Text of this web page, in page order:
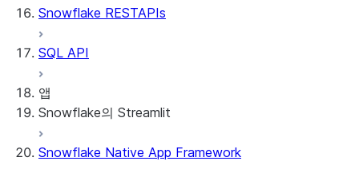
Snowflake RESTAPIs
SQL API
앱
Snowflake의 Streamlit
Snowflake의 Streamlit 정보
Snowflake Native App Framework